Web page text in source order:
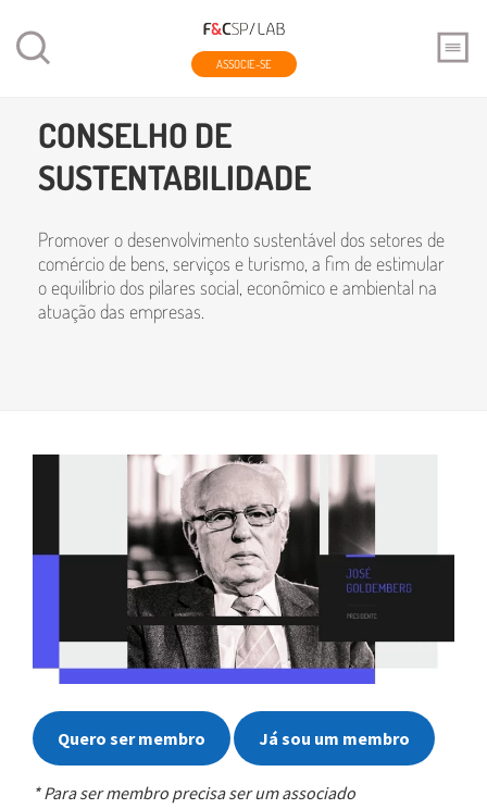
ASSOCIE-SE
Conselho de Sustentabilidade
CONSELHO DE
SUSTENTABILIDADE
Promover o desenvolvimento sustentável dos setores de
comércio de bens, serviços e turismo, a fim de estimular
o equilíbrio dos pilares social, econômico e ambiental na
atuação das empresas.
Quero ser membro Já sou um membro
* Para ser membro precisa ser um associado